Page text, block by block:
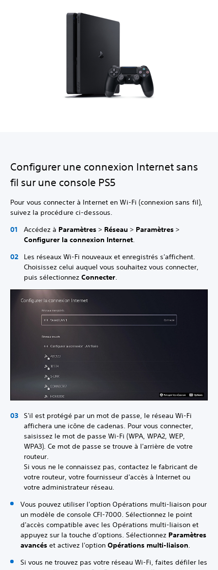
Configurer une connexion Internet sans
fil sur une console PS5
Pour vous connecter à Internet en Wi-Fi (connexion sans fil),
suivez la procédure ci-dessous.
Accédez à Paramètres > Réseau > Paramètres >
Configurer la connexion Internet.
Les réseaux Wi-Fi nouveaux et enregistrés s'affichent.
Choisissez celui auquel vous souhaitez vous connecter,
puis sélectionnez Connecter.
S'il est protégé par un mot de passe, le réseau Wi-Fi
affichera une icône de cadenas. Pour vous connecter,
saisissez le mot de passe Wi-Fi (WPA, WPA2, WEP,
WPA3). Ce mot de passe se trouve à l'arrière de votre
routeur.
Si vous ne le connaissez pas, contactez le fabricant de
votre routeur, votre fournisseur d'accès à Internet ou
votre administrateur réseau.
Vous pouvez utiliser l'option Opérations multi-liaison pour
un modèle de console CFI-7000. Sélectionnez le point
d'accès compatible avec les Opérations multi-liaison et
appuyez sur la touche d'options. Sélectionnez Paramètres
avancés et activez l'option Opérations multi-liaison.
Si vous ne trouvez pas votre réseau Wi-Fi, faites défiler les